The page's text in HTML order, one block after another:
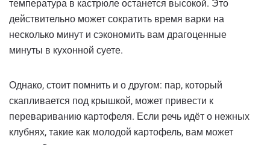
температура в кастрюле останется высокой. Это
действительно может сократить время варки на
несколько минут и сэкономить вам драгоценные
минуты в кухонной суете.
Однако, стоит помнить и о другом: пар, который
скапливается под крышкой, может привести к
перевариванию картофеля. Если речь идёт о нежных
клубнях, такие как молодой картофель, вам может